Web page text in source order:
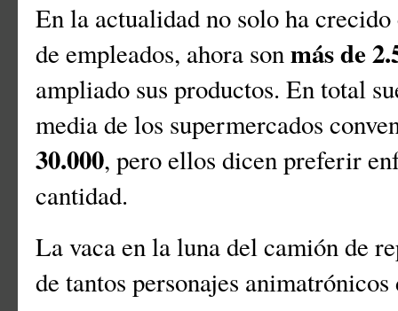
En la actualidad no solo ha
de empleados, ahora sonmás de
ampliado sus productos. En total
media de los supermercados
30.000, pero ellos dicen preferir
cantidad.
La vaca en la luna del camión de
de tantos personajes